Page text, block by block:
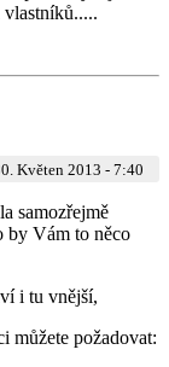
Květen 2013 - 7:40
samozřejmě
by Vám to něco
i tu vnější,
můžete požadovat: